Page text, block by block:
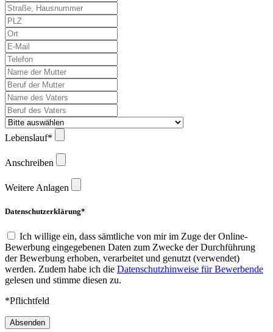
Lebenslauf*
Anschreiben
Weitere Anlagen
Datenschutzerklärung*
Ich willige ein, dass sämtliche von mir im Zuge der Online-
Bewerbung eingegebenen Daten zum Zwecke der Durchführung
der Bewerbung erhoben, verarbeitet und genutzt (verwendet)
werden. Zudem habe ich die Datenschutzhinweise für Bewerbende
gelesen und stimme diesen zu.
*Pflichtfeld
Absenden